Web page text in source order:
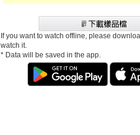
If you want to watch offline, please
watch it.
* Data will be saved in the app.